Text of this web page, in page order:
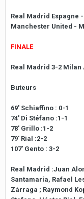
Real Madrid Espagne
Manchester United -
FINALE
Real Madrid 3-2 Milan
Buteurs
69' Schiaffino : 0-1
74' Di Stéfano :1-1
78' Grillo :1-2
79' Rial :2-2
107' Gento : 3-2
Real Madrid :Juan
Santamaría, Rafael
Zárraga ; Raymond